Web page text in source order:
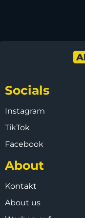
Socials
Instagram
TikTok
Facebook
About
Kontakt
About us